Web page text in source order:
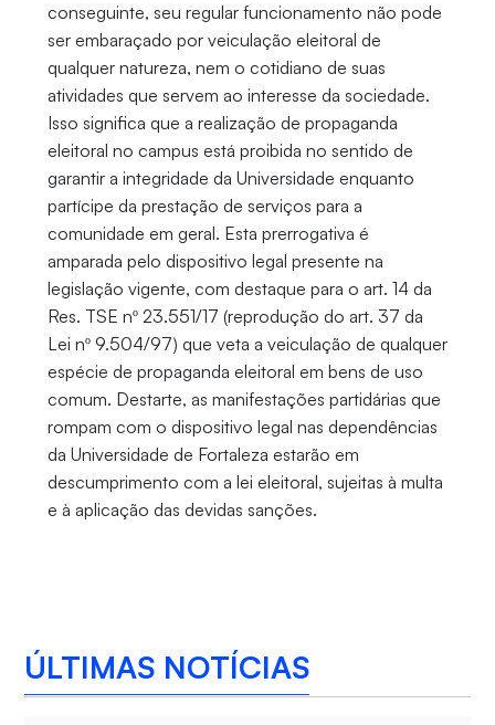
conseguinte, seu regular funcionamento não pode
ser embaraçado por veiculação eleitoral de
qualquer natureza, nem o cotidiano de suas
atividades que servem ao interesse da sociedade.
Isso significa que a realização de propaganda
eleitoral no campus está proibida no sentido de
garantir a integridade da Universidade enquanto
partícipe da prestação de serviços para a
comunidade em geral. Esta prerrogativa é
amparada pelo dispositivo legal presente na
legislação vigente, com destaque para o art. 14 da
Res. TSE nº 23.551/17 (reprodução do art. 37 da
Lei nº 9.504/97) que veta a veiculação de qualquer
espécie de propaganda eleitoral em bens de uso
comum. Destarte, as manifestações partidárias que
rompam com o dispositivo legal nas dependências
da Universidade de Fortaleza estarão em
descumprimento com a lei eleitoral, sujeitas à multa
e à aplicação das devidas sanções.
ÚLTIMAS NOTÍCIAS